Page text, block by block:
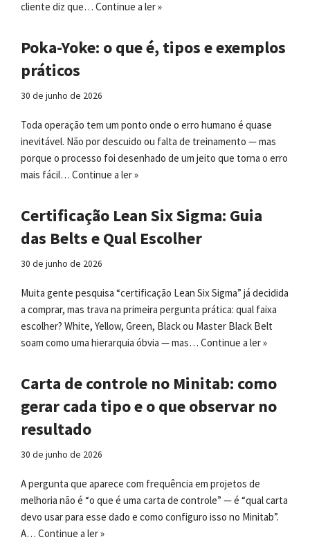
cliente diz que… Continue a ler »
Poka-Yoke: o que é, tipos e exemplos
práticos
30 de junho de 2026
Toda operação tem um ponto onde o erro humano é quase
inevitável. Não por descuido ou falta de treinamento — mas
porque o processo foi desenhado de um jeito que torna o erro
mais fácil… Continue a ler »
Certificação Lean Six Sigma: Guia
das Belts e Qual Escolher
30 de junho de 2026
Muita gente pesquisa “certificação Lean Six Sigma” já decidida
a comprar, mas trava na primeira pergunta prática: qual faixa
escolher? White, Yellow, Green, Black ou Master Black Belt
soam como uma hierarquia óbvia — mas… Continue a ler »
Carta de controle no Minitab: como
gerar cada tipo e o que observar no
resultado
30 de junho de 2026
A pergunta que aparece com frequência em projetos de
melhoria não é “o que é uma carta de controle” — é “qual carta
devo usar para esse dado e como configuro isso no Minitab”.
A… Continue a ler »